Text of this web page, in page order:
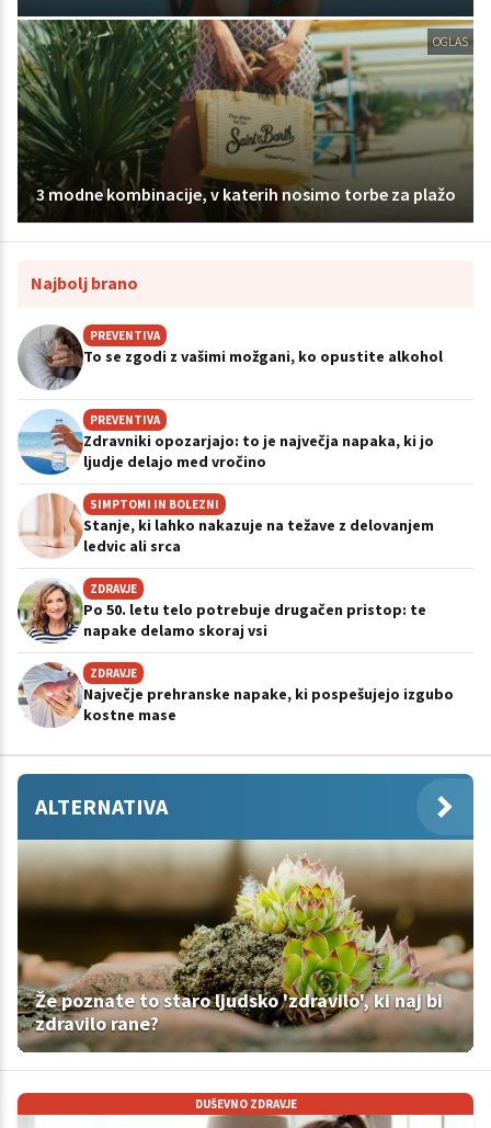
OGLAS
3 modne kombinacije, v katerih nosimo torbe za plažo
Najbolj brano
PREVENTIVA
To se zgodi z vašimi možgani, ko opustite alkohol
PREVENTIVA
Zdravniki opozarjajo: to je največja napaka, ki jo
ljudje delajo med vročino
SIMPTOMI IN BOLEZNI
Stanje, ki lahko nakazuje na težave z delovanjem
ledvic ali srca
ZDRAVJE
Po 50. letu telo potrebuje drugačen pristop: te
napake delamo skoraj vsi
ZDRAVJE
Največje prehranske napake, ki pospešujejo izgubo
kostne mase
ALTERNATIVA
Že poznate to staro ljudsko 'zdravilo', ki naj bi
zdravilo rane?
DUŠEVNO ZDRAVJE